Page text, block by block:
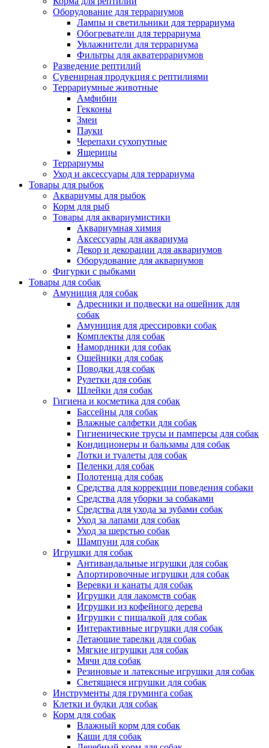
Оборудование для террариумов
Лампы и светильники для террариума
Обогреватели для террариума
Увлажнители для террариума
Фильтры для акватеррариумов
Разведение рептилий
Сувенирная продукция с рептилиями
Террариумные животные
Амфибии
Гекконы
Змеи
Пауки
Черепахи сухопутные
Ящерицы
Террариумы
Уход и аксессуары для террариума
Товары для рыбок
Аквариумы для рыбок
Корм для рыб
Товары для аквариумистики
Аквариумная химия
Аксессуары для аквариума
Декор и декорации для аквариумов
Оборудование для аквариумов
Фигурки с рыбками
Товары для собак
Амуниция для собак
Адресники и подвески на ошейник для
собак
Амуниция для дрессировки собак
Комплекты для собак
Намордники для собак
Ошейники для собак
Поводки для собак
Рулетки для собак
Шлейки для собак
Гигиена и косметика для собак
Бассейны для собак
Влажные салфетки для собак
Гигиенические трусы и памперсы для собак
Кондиционеры и бальзамы для собак
Лотки и туалеты для собак
Пеленки для собак
Полотенца для собак
Средства для коррекции поведения собаки
Средства для уборки за собаками
Средства для ухода за зубами собак
Уход за лапами для собак
Уход за шерстью собак
Шампуни для собак
Игрушки для собак
Антивандальные игрушки для собак
Апортировочные игрушки для собак
Веревки и канаты для собак
Игрушки для лакомств собак
Игрушки из кофейного дерева
Игрушки с пищалкой для собак
Интерактивные игрушки для собак
Летающие тарелки для собак
Мягкие игрушки для собак
Мячи для собак
Резиновые и латексные игрушки для собак
Светящиеся игрушки для собак
Инструменты для груминга собак
Клетки и будки для собак
Корм для собак
Влажный корм для собак
Каши для собак